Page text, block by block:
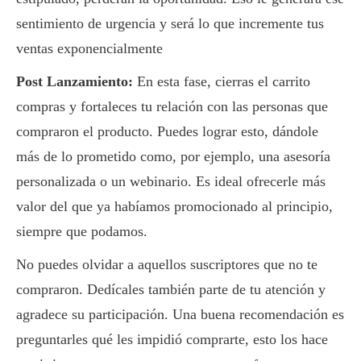
sentimiento de urgencia y será lo que incremente tus
ventas exponencialmente
Post Lanzamiento: En esta fase, cierras el carrito
compras y fortaleces tu relación con las personas que
compraron el producto. Puedes lograr esto, dándole
más de lo prometido como, por ejemplo, una asesoría
personalizada o un webinario. Es ideal ofrecerle más
valor del que ya habíamos promocionado al principio,
siempre que podamos.
No puedes olvidar a aquellos suscriptores que no te
compraron. Dedícales también parte de tu atención y
agradece su participación. Una buena recomendación es
preguntarles qué les impidió comprarte, esto los hace